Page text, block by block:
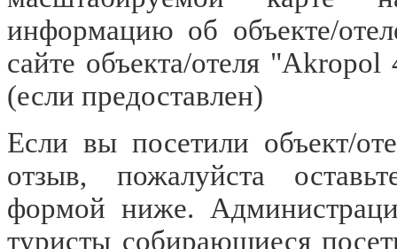
информацию об объекте/
сайте объекта/отеля
(если предоставлен)
Если вы посетили объект/
отзыв, пожалуйста
формой ниже.
туристы собирающиеся